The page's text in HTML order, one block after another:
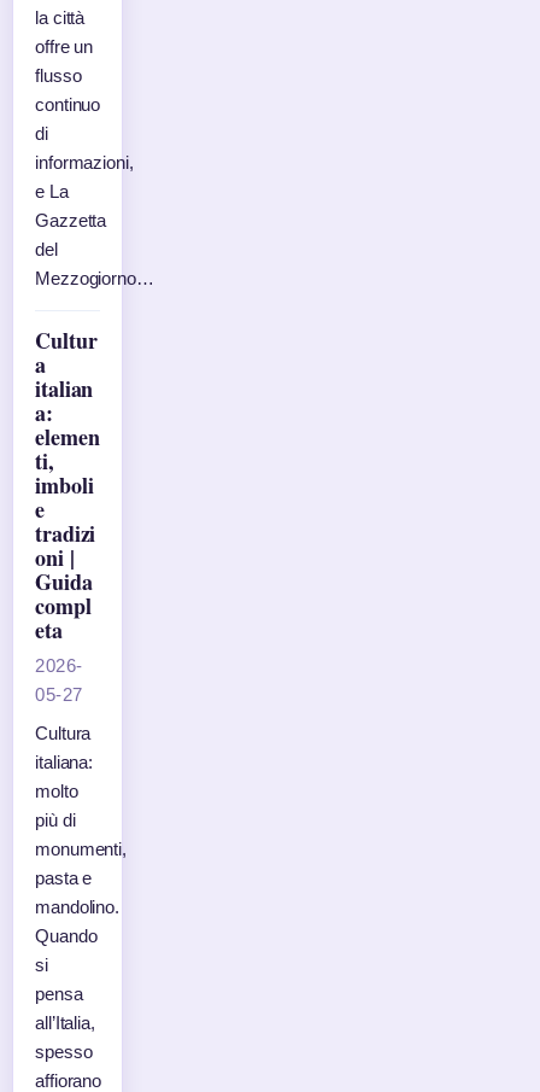
la città
offre un
flusso
continuo
di
informazioni,
e La
Gazzetta
del
Mezzogiorno…
Cultur
a
italian
a:
elemen
ti,
imboli
e
tradizi
oni |
Guida
compl
eta
2026-
05-27
Cultura
italiana:
molto
più di
monumenti,
pasta e
mandolino.
Quando
si
pensa
all’Italia,
spesso
affiorano